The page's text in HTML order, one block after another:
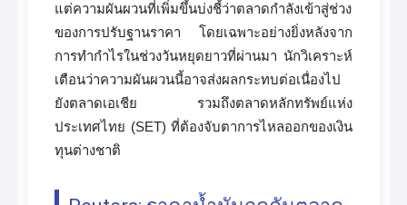
แต่ความผันผวนที่เพิ่มขึ้นบ่งชี้ว่าตลาดกำลังเข้าสู่ช่วง
ของการปรับฐานราคา โดยเฉพาะอย่างยิ่งหลังจาก
การทำกำไรในช่วงวันหยุดยาวที่ผ่านมา นักวิเคราะห์
เตือนว่าความผันผวนนี้อาจส่งผลกระทบต่อเนื่องไป
ยังตลาดเอเชีย รวมถึงตลาดหลักทรัพย์แห่ง
ประเทศไทย (SET) ที่ต้องจับตาการไหลออกของเงิน
ทุนต่างชาติ